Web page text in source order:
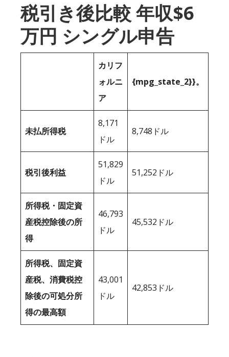
税引き後比較 年収$6
万円 シングル申告
カリフ
ォルニ
ア
{mpg_state_2}}。
未払所得税
8,171
ドル
8,748ドル
税引後利益
51,829
ドル
51,252ドル
所得税・固定資
産税控除後の所
得
46,793
ドル
45,532ドル
所得税、固定資
産税、消費税控
除後の可処分所
得の最高額
43,001
ドル
42,853ドル